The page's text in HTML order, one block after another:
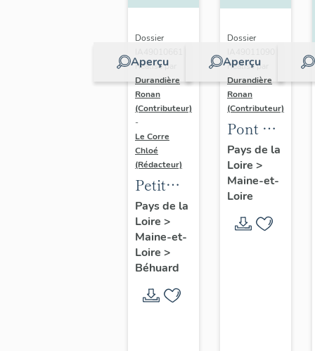
Aperçu
Dossier
Réalisé par
Durandière
Ronan
(Contributeur)
-
Le Corre
Chloé
(Rédacteur)
Petit
séminaire
dit
collège
des
Petits-
Clercs,
Pays de la
Loire >
Maine-et-
Loire >
Béhuard
Aperçu
Dossier
Réalisé par
Durandière
Ronan
(Contributeur)
Pont de
la
Guillemette
Pays de la
Loire >
Maine-et-
Loire